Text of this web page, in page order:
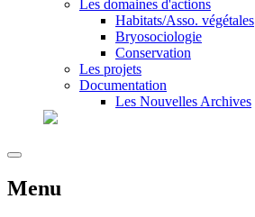
Les domaines d'actions
Habitats/Asso. végétales
Bryosociologie
Conservation
Les projets
Documentation
Les Nouvelles Archives
Menu